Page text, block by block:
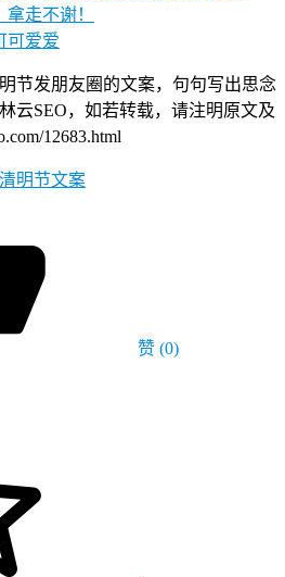
走不谢！
可爱爱
节发朋友圈的文案，句句写出思念
云SEO，如若转载，请注明原文及
12683.html
清明节文案
赞 (0)